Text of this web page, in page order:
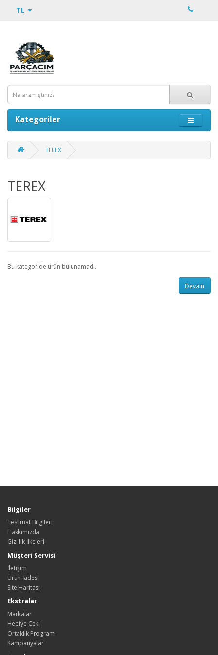
TL
Kategoriler
TEREX
TEREX
Bu kategoride ürün bulunamadı.
Devam
Bilgiler
Teslimat Bilgileri
Hakkımızda
Gizlilik İlkeleri
Müşteri Servisi
İletişim
Ürün İadesi
Site Haritası
Ekstralar
Markalar
Hediye Çeki
Ortaklık Programı
Kampanyalar